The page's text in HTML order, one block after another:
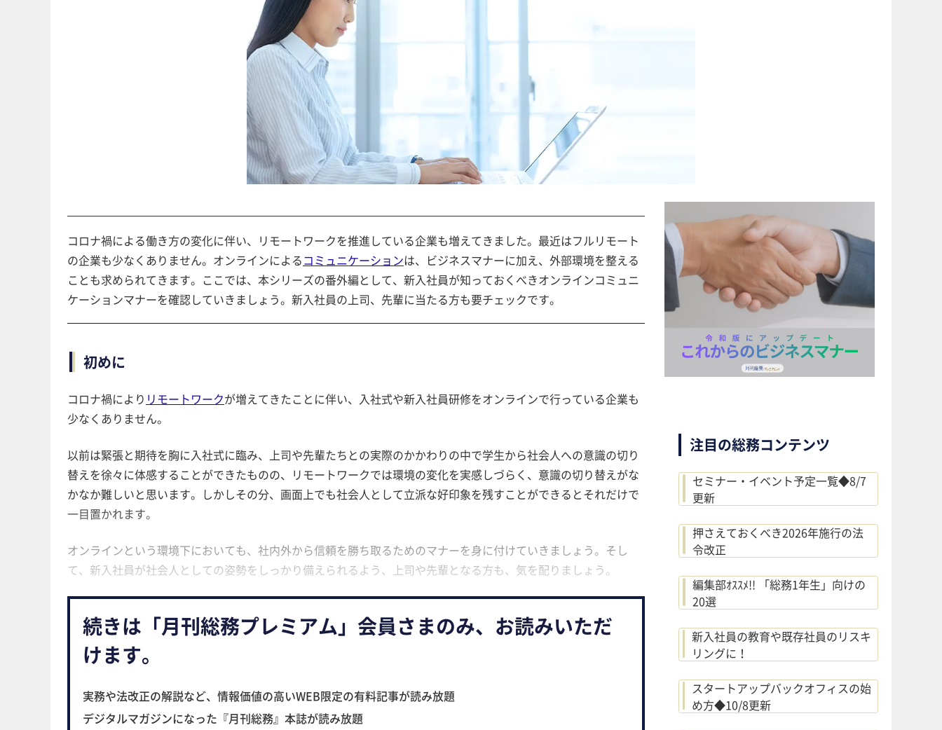
注目の総務コンテンツ
セミナー・イベント予定一覧◆8/7
更新
押さえておくべき2026年施行の法
令改正
編集部ｵｽｽﾒ!! 「総務1年生」向けの
20選
新入社員の教育や既存社員のリスキ
リングに！
スタートアップバックオフィスの始
め方◆10/8更新
コロナ禍による働き方の変化に伴い、リモートワークを推進している企業も増えてきました。最近はフルリモート
の企業も少なくありません。オンラインによるコミュニケーションは、ビジネスマナーに加え、外部環境を整える
ことも求められてきます。ここでは、本シリーズの番外編として、新入社員が知っておくべきオンラインコミュニ
ケーションマナーを確認していきましょう。新入社員の上司、先輩に当たる方も要チェックです。
初めに
コロナ禍により リモートワークが増えてきたことに伴い、入社式や新入社員研修をオンラインで行っている企業も
少なくありません。
以前は緊張と期待を胸に入社式に臨み、上司や先輩たちとの実際のかかわりの中で学生から社会人への意識の切り
替えを徐々に体感することができたものの、リモートワークでは環境の変化を実感しづらく、意識の切り替えがな
かなか難しいと思います。しかしその分、画面上でも社会人として立派な好印象を残すことができるとそれだけで
一目置かれます。
オンラインという環境下においても、社内外から信頼を勝ち取るためのマナーを身に付けていきましょう。そし
て、新入社員が社会人としての姿勢をしっかり備えられるよう、上司や先輩となる方も、気を配りましょう。
続きは「月刊総務プレミアム」会員さまのみ、お読みいただ
けます。
実務や法改正の解説など、情報価値の高いWEB限定の有料記事が読み放題
デジタルマガジンになった『月刊総務』本誌が読み放題